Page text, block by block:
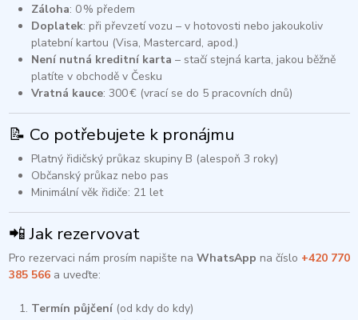
Záloha: 0 % předem
Doplatek: při převzetí vozu – v hotovosti nebo jakoukoliv
platební kartou (Visa, Mastercard, apod.)
Není nutná kreditní karta – stačí stejná karta, jakou běžně
platíte v obchodě v Česku
Vratná kauce: 300 € (vrací se do 5 pracovních dnů)​
📝 Co potřebujete k pronájmu
Platný řidičský průkaz skupiny B (alespoň 3 roky)
Občanský průkaz nebo pas
Minimální věk řidiče: 21 let​
📲 Jak rezervovat
Pro rezervaci nám prosím napište na WhatsApp na číslo +420 770
385 566a uveďte:
Termín půjčení(od kdy do kdy)